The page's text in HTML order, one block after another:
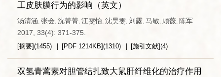
工皮肤膜行为的影响（英文）
汤清涵, 张会, 沈菁菁, 江雯怡, 沈昊雯, 刘露, 马敏, 顾薇, 陈军
2017, 33(4): 371-375.
[摘要](1455) [PDF 1214KB](1310) [施引文献](4)
双氢青蒿素对胆管结扎致大鼠肝纤维化的治疗作用